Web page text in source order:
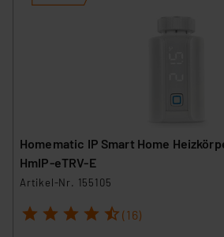
Homematic IP Smart Home
HmIP-eTRV-E
Artikel-Nr. 155105
1 2 3 4 5 (16)